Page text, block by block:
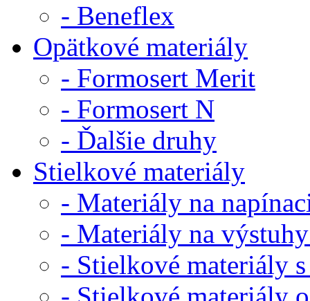
- Beneflex
Opätkové materiály
- Formosert Merit
- Formosert N
- Ďalšie druhy
Stielkové materiály
- Materiály na
- Materiály na
- Stielkové materiály